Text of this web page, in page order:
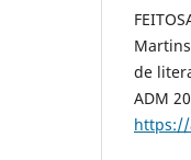
de
ADM
https://